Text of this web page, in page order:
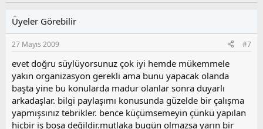
y l
s
u
z
o
y
l
a
Üyeler Görebilir
27 Mayıs 2009 #7
evet doğru süylüyorsunuz çok iyi hemde mükemmele
yakın organizasyon gerekli ama bunu yapacak olanda
başta yine bu konularda madur olanlar sonra duyarlı
arkadaşlar. bilgi paylaşımı konusunda güzelde bir çalışma
yapmışsınız tebrikler. bence küçümsemeyin çünkü yapılan
hiçbir iş boşa değildir.mutlaka bugün olmazsa yarın bir